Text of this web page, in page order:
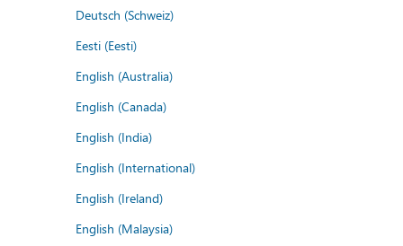
Deutsch (Schweiz)
Eesti (Eesti)
English (Australia)
English (Canada)
English (India)
English (International)
English (Ireland)
English (Malaysia)